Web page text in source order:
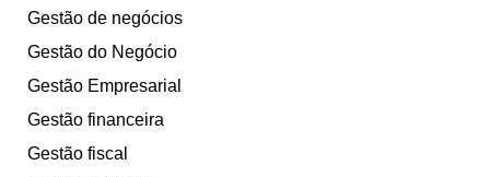
Gestão de negócios
Gestão do Negócio
Gestão Empresarial
Gestão financeira
Gestão fiscal